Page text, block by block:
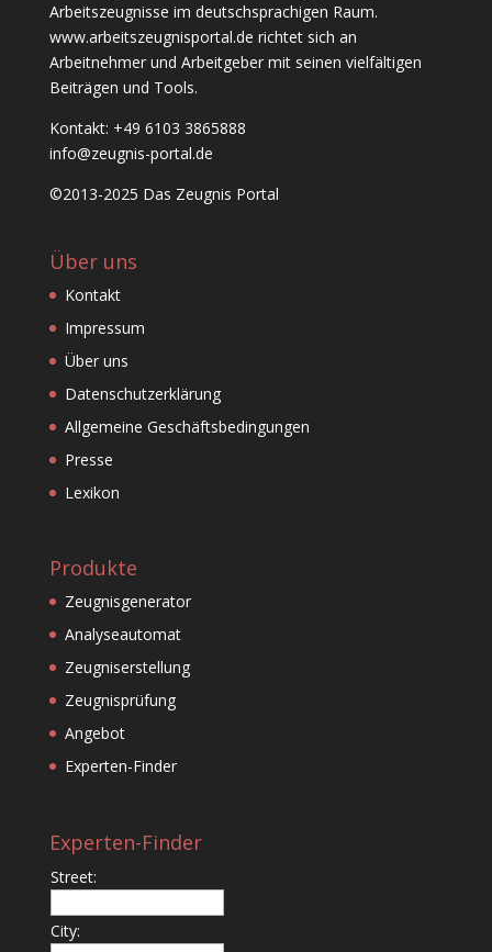
Arbeitszeugnisse im deutschsprachigen Raum.
www.arbeitszeugnisportal.de richtet sich an
Arbeitnehmer und Arbeitgeber mit seinen vielfältigen
Beiträgen und Tools.
Kontakt: +49 6103 3865888
info@zeugnis-portal.de
©2013-2025 Das Zeugnis Portal
Über uns
Kontakt
Impressum
Über uns
Datenschutzerklärung
Allgemeine Geschäftsbedingungen
Presse
Lexikon
Produkte
Zeugnisgenerator
Analyseautomat
Zeugniserstellung
Zeugnisprüfung
Angebot
Experten-Finder
Experten-Finder
Street:
City: